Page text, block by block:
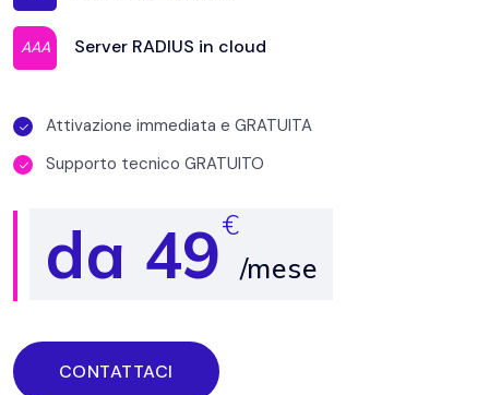
AAA Server RADIUS in cloud
Attivazione immediata e GRATUITA
Supporto tecnico GRATUITO
da 49€
/mese
CONTATTACI